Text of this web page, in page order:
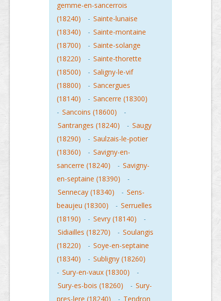
gemme-en-sancerrois
(18240)
- Sainte-lunaise
(18340)
- Sainte-montaine
(18700)
- Sainte-solange
(18220)
- Sainte-thorette
(18500)
- Saligny-le-vif
(18800)
- Sancergues
(18140)
- Sancerre (18300)
- Sancoins (18600)
-
Santranges (18240)
- Saugy
(18290)
- Saulzais-le-potier
(18360)
- Savigny-en-
sancerre (18240)
- Savigny-
en-septaine (18390)
-
Sennecay (18340)
- Sens-
beaujeu (18300)
- Serruelles
(18190)
- Sevry (18140)
-
Sidiailles (18270)
- Soulangis
(18220)
- Soye-en-septaine
(18340)
- Subligny (18260)
- Sury-en-vaux (18300)
-
Sury-es-bois (18260)
- Sury-
pres-lere (18240)
- Tendron